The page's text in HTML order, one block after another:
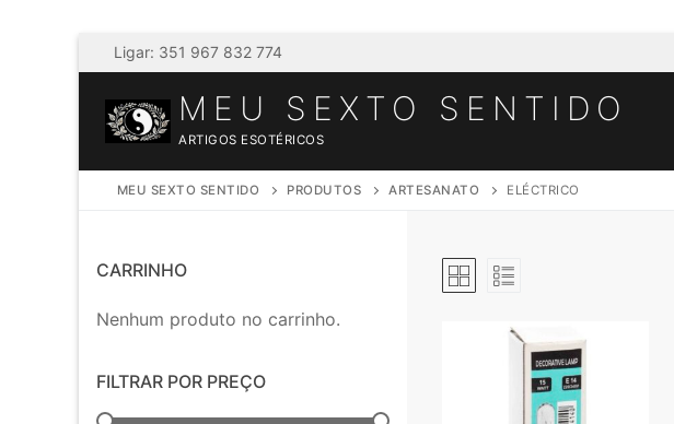
Saltar
para
conteúdo
Ligar: 351 967 832 774
MEU SEXTO SENTIDO
ARTIGOS ESOTÉRICOS
MEU SEXTO SENTIDO PRODUTOS ARTESANATO ELÉCTRICO
CARRINHO
Nenhum produto no carrinho.
FILTRAR POR PREÇO